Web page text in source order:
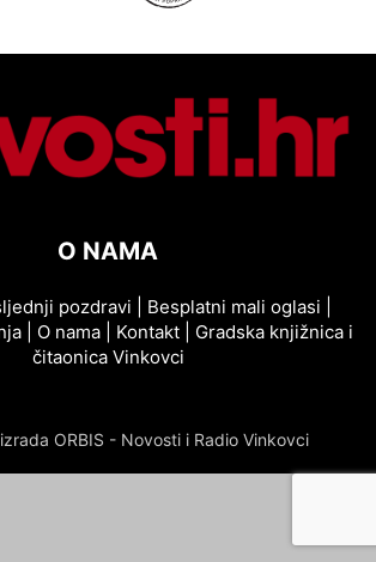
O NAMA
pozdravi Besplatni mali oglasi
| O nama| Kontakt| Gradska knjižnica i
čitaonica Vinkovci
ORBIS - Novosti i Radio Vinkovci